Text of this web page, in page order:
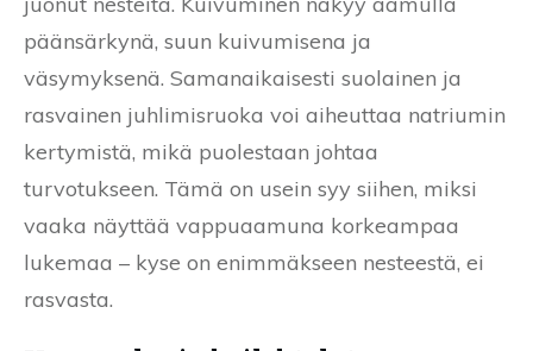
päänsärkynä, suun kuivumisena ja
väsymyksenä. Samanaikaisesti suolainen ja
rasvainen juhlimisruoka voi aiheuttaa natriumin
kertymistä, mikä puolestaan johtaa
turvotukseen. Tämä on usein syy siihen, miksi
vaaka näyttää vappuaamuna korkeampaa
lukemaa – kyse on enimmäkseen nesteestä, ei
rasvasta.